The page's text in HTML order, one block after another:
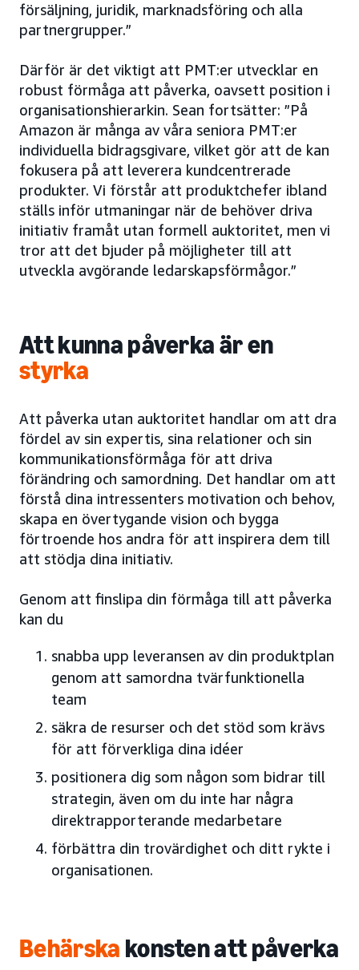
försäljning, juridik, marknadsföring och alla
partnergrupper.”
Därför är det viktigt att PMT:er utvecklar en
robust förmåga att påverka, oavsett position i
organisationshierarkin. Sean fortsätter: ”På
Amazon är många av våra seniora PMT:er
individuella bidragsgivare, vilket gör att de kan
fokusera på att leverera kundcentrerade
produkter. Vi förstår att produktchefer ibland
ställs inför utmaningar när de behöver driva
initiativ framåt utan formell auktoritet, men vi
tror att det bjuder på möjligheter till att
utveckla avgörande ledarskapsförmågor.”
Att kunna påverka är en
styrka
Att påverka utan auktoritet handlar om att dra
fördel av sin expertis, sina relationer och sin
kommunikationsförmåga för att driva
förändring och samordning. Det handlar om att
förstå dina intressenters motivation och behov,
skapa en övertygande vision och bygga
förtroende hos andra för att inspirera dem till
att stödja dina initiativ.
Genom att finslipa din förmåga till att påverka
kan du
snabba upp leveransen av din produktplan
genom att samordna tvärfunktionella
team
säkra de resurser och det stöd som krävs
för att förverkliga dina idéer
positionera dig som någon som bidrar till
strategin, även om du inte har några
direktrapporterande medarbetare
förbättra din trovärdighet och ditt rykte i
organisationen.
Behärska konsten att påverka